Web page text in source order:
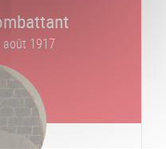
août 1917